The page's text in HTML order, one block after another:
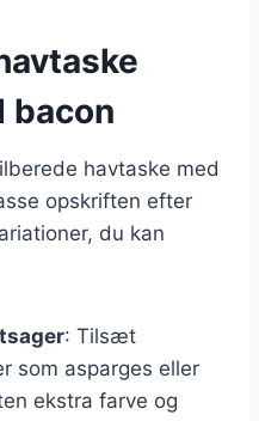
bacon
havtaske med
opskriften efter
du kan
: Tilsæt
som asparges eller
ekstra farve og